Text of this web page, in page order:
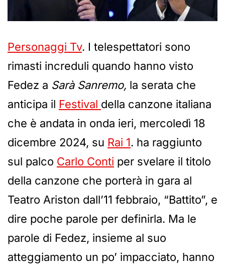
Personaggi Tv. I telespettatori sono
rimasti increduli quando hanno visto
Fedez a Sarà Sanremo, la serata che
anticipa il Festival della canzone italiana
che è andata in onda ieri, mercoledì 18
dicembre 2024, su Rai 1. ha raggiunto
sul palco Carlo Conti per svelare il titolo
della canzone che porterà in gara al
Teatro Ariston dall’11 febbraio, “Battito”, e
dire poche parole per definirla. Ma le
parole di Fedez, insieme al suo
atteggiamento un po’ impacciato, hanno